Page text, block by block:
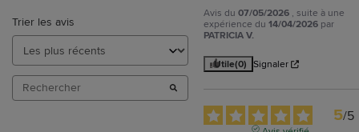
Trier les avis
Avis du07/05/2026 , suite à une
expérience du14/04/2026 par
PATRICIA V.
Utile(0) Signaler
5/5